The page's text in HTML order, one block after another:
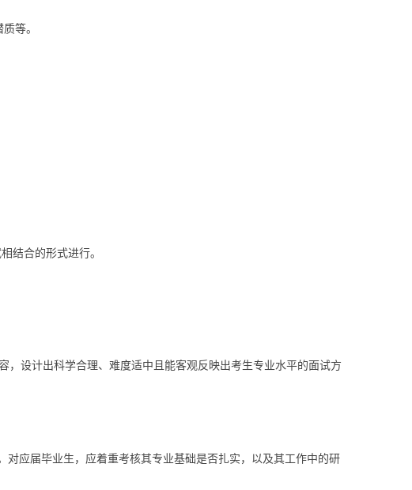
等。
结合的形式进行。
设计出科学合理、难度适中且能客观反映出考生专业水平的面试方
对应届毕业生，应着重考核其专业基础是否扎实，以及其工作中的研